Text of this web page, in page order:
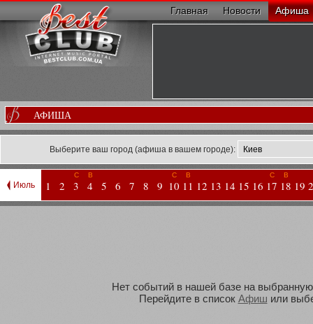
Главная Новости Афиша
АФИША
Выберите ваш город (афиша в вашем городе):
Июль 1 2
С
3
В
4 5 6 7 8 9
С
10
В
11 12 13 14 15 16
С
17
В
18 19
Нет событий в нашей базе на выбранную
Перейдите в список Афиш или